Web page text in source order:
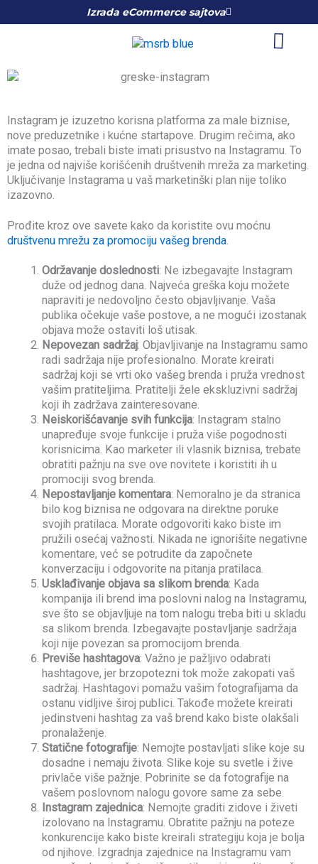
to
Izrada eCommerce sajtova
Instagram je izuzetno korisna platforma za male biznise,
nove preduzetnike i kućne startapove. Drugim rečima, ako
imate posao, trebali biste imati prisustvo na Instagramu. To
je jedna od najviše korišćenih društvenih mreža za marketing.
Uključivanje Instagrama u vaš marketinški plan nije toliko
izazovno.
Prođite kroz ove savete kako da koristite ovu moćnu
društvenu mrežu za promociju vašeg brenda
Održavanje doslednosti: Ne izbegavajte Instagram
duže od jednog dana. Najveća greška koju možete
napraviti je nedovoljno često objavljivanje. Vaša
publika očekuje vaše postove, a ne mogući izostanak
objava može ostaviti loš utisak.
Nepovezan sadržaj: Objavljivanje na Instagramu samo
radi sadržaja nije profesionalno. Morate kreirati
sadržaj koji se vrti oko vašeg brenda i pruža vrednost
vašim pratiteljima. Pratitelji žele ekskluzivni sadržaj
koji ih zadržava zainteresovane.
Neiskorišćavanje svih funkcija: Instagram stalno
unapređuje svoje funkcije i pruža više pogodnosti
korisnicima. Kao marketer ili vlasnik biznisa, trebate
obratiti pažnju na sve ove novitete i koristiti ih u
promociji svog brenda.
Nepostavljanje komentara: Nemoralno je da stranica
bilo kog biznisa ne odgovara na direktne poruke
svojih pratilaca. Morate odgovoriti kako biste im
pružili osećaj važnosti. Nikada ne ignorišite negativne
komentare, već se potrudite da započnete
konverzaciju i odgovorite na pitanja pratilaca.
Usklađivanje objava sa slikom brenda: Kada
kompanija ili brend ima poslovni nalog na Instagramu,
sve što se objavljuje na tom nalogu treba biti u skladu
sa slikom brenda. Izbegavajte postavljanje sadržaja
koji nije povezan sa promocijom brenda.
Previše hashtagova: Važno je pažljivo odabrati
hashtagove, jer brzopotezni tok može zakopati vaš
sadržaj. Hashtagovi pomažu vašim fotografijama da
ostanu vidljive široj publici. Takođe možete kreirati
jedinstveni hashtag za vaš brend kako biste olakšali
pronalaženje.
Statične fotografije: Nemojte postavljati slike koje su
dosadne i nemaju života. Slike koje su svetle i žive
privlače više pažnje. Pobrinite se da fotografije na
vašem poslovnom nalogu govore same za sebe.
Instagram zajednica: Nemojte graditi zidove i živeti
izolovano na Instagramu. Obratite pažnju na poteze
konkurencije kako biste kreirali strategiju koja je bolja
od njihove. Izgradnja zajednice na Instagramu vam